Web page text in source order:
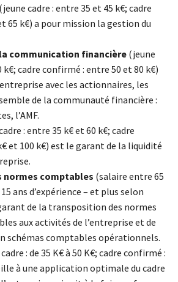
cadre : entre 35 et 45 k€; cadre
65 k€) a pour mission la gestion du
communication financière (jeune
k€; cadre confirmé : entre 50 et 80 k€)
avec les actionnaires, les
de la communauté financière :
l’AMF.
: entre 35 k€ et 60 k€; cadre
et 100 k€) est le garant de la liquidité
normes comptables (salaire entre 65
ans d’expérience – et plus selon
de la transposition des normes
aux activités de l’entreprise et de
schémas comptables opérationnels.
: de 35 K€ à 50 K€; cadre confirmé :
à une application optimale du cadre